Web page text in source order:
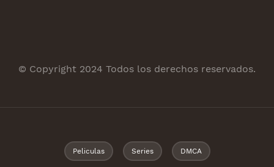
© Copyright 2024 Todos los derechos reservados.
Peliculas Series DMCA